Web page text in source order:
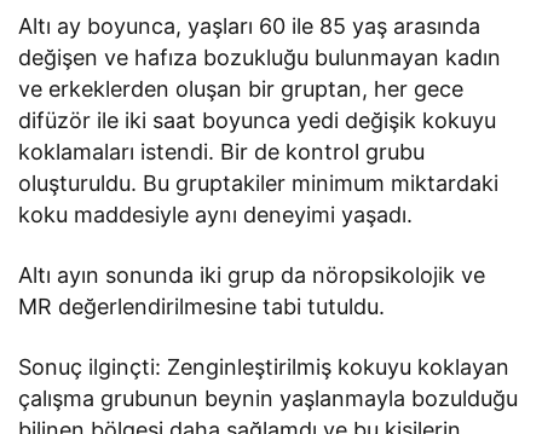
Altı ay boyunca, yaşları 60 ile 85 yaş arasında
değişen ve hafıza bozukluğu bulunmayan kadın
ve erkeklerden oluşan bir gruptan, her gece
difüzör ile iki saat boyunca yedi değişik kokuyu
koklamaları istendi. Bir de kontrol grubu
oluşturuldu. Bu gruptakiler minimum miktardaki
koku maddesiyle aynı deneyimi yaşadı.
Altı ayın sonunda iki grup da nöropsikolojik ve
MR değerlendirilmesine tabi tutuldu.
Sonuç ilginçti: Zenginleştirilmiş kokuyu koklayan
çalışma grubunun beynin yaşlanmayla bozulduğu